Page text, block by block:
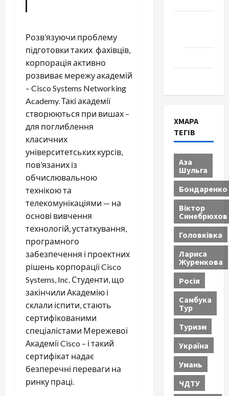
Розв’язуючи проблему
підготовки таких фахівців,
корпорація активно
розвиває мережу академій
– Cisco Systems Networking
Academy. Такі академії
створюються при вишах –
для поглиблення
класичних
університетських курсів,
пов’язаних із
обчислювальною
технікою та
телекомунікаціями — на
основі вивчення
технологій, устаткування,
програмного
забезпечення і проектних
рішень корпорації Cisco
Systems, Inc. Студенти, що
закінчили Академію і
склали іспити, стають
сертифікованими
спеціалістами Мережевої
Академії Cisco – і такий
сертифікат надає
безперечні переваги на
ринку праці.
ХМАРА
ТЕГІВ
Аза
Шульга
Бондаренко
Віктор
Синебрюхов
Головківка
Лариса
Журенкова
Росія
Самбука
Тур
Туризм
Україна
Умань
ЧДТУ